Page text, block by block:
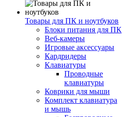
Товары для ПК и ноутбуков
Блоки питания для ПК
Веб-камеры
Игровые аксессуары
Кардридеры
Клавиатуры
Проводные
клавиатуры
Коврики для мыши
Комплект клавиатура
и мышь